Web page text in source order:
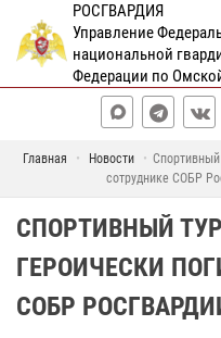
РОСГВАРДИЯ
Управление
национальной
Федерации по
Главная Новости
сотруднике СОБР
СПОРТИВНЫЙ
ГЕРОИЧЕСКИ
СОБР